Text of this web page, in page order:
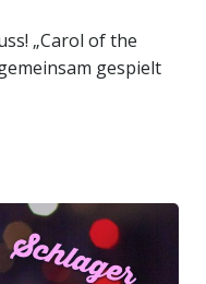
„Carol of the
gespielt